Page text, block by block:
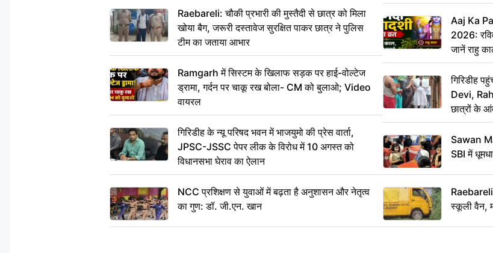
Raebareli: चौकी प्रभारी की मुस्तैदी से छात्र को मिला
खोया बैग, जरूरी दस्तावेज सुरक्षित पाकर छात्र ने पुलिस
टीम का जताया आभार
Ramgarh में सिस्टम के खिलाफ सड़क पर हाई-वोल्टेज
ड्रामा, गर्दन पर चाकू रख बोला- CM को बुलाओ; Video
वायरल
गिरिडीह के न्यू परिषद भवन में भाजयुमो की प्रेस वार्ता,
JPSC-JSSC पेपर लीक के विरोध में 10 अगस्त को
विधानसभा घेराव का ऐलान
NCC प्रशिक्षण से युवाओं में बढ़ता है अनुशासन और नेतृत्व
का गुण: डॉ. जी.एन. खान
Aaj Ka
2026:
जानें राहु
गिरिडीह
Devi,
छात्रों के
Sawan
SBI में
स्कूली वैन,